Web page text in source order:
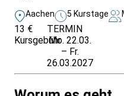
Aachen 5 Kurstage
13 €
Kursgebühr
TERMIN
Mo. 22.03.
– Fr.
26.03.2027